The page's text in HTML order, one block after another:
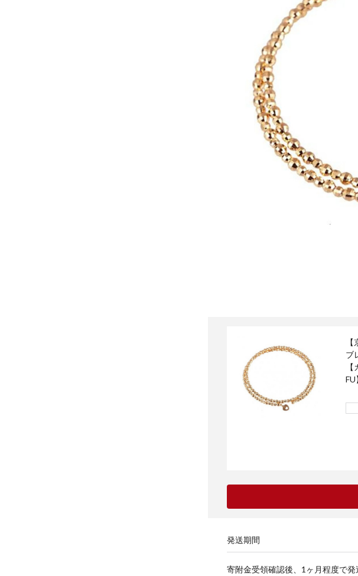
ブ
FU
発送期間
寄附金受領確認後、1ヶ月程度で発